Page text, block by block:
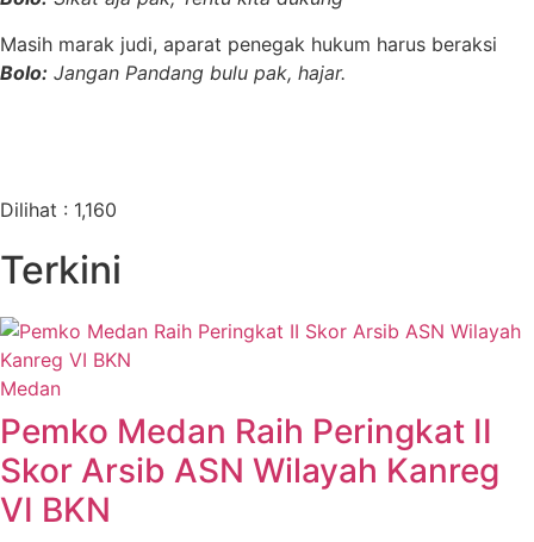
Masih marak judi, aparat penegak hukum harus beraksi
Bolo: Jangan Pandang bulu pak, hajar.
Dilihat : 1,160
Terkini
Medan
Pemko Medan Raih Peringkat II
Skor Arsib ASN Wilayah Kanreg
VI BKN